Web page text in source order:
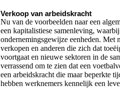
Verkoop van arbeidskracht
Nu van de voorbeelden naar een
een kapitalistiese samenleving,
ondernemingsgewijze eenheden. Met
verkopen en anderen die zich dat
voortgaat en nieuwe sektoren in de
verrassend om te zien dat een
een arbeidskracht die maar beperkte
hebben werknemers kennelijk een